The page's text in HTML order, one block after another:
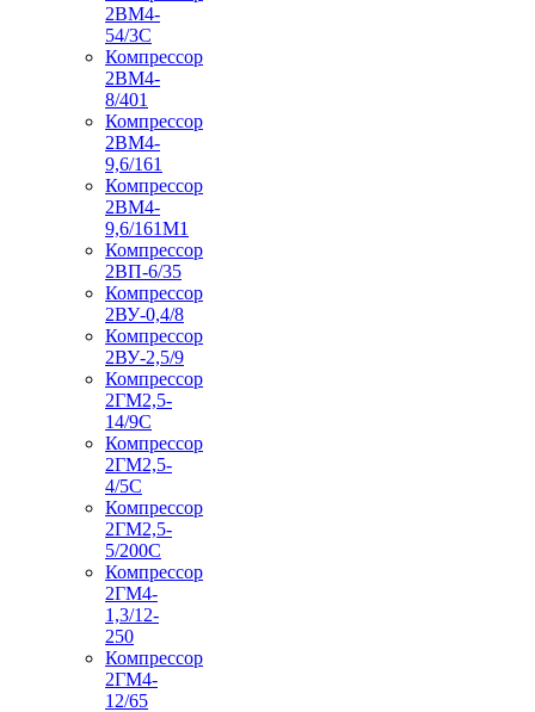
2ВМ4-
54/3С
Компрессор
2ВМ4-
8/401
Компрессор
2ВМ4-
9,6/161
Компрессор
2ВМ4-
9,6/161М1
Компрессор
2ВП-6/35
Компрессор
2ВУ-0,4/8
Компрессор
2ВУ-2,5/9
Компрессор
2ГМ2,5-
14/9С
Компрессор
2ГМ2,5-
4/5С
Компрессор
2ГМ2,5-
5/200С
Компрессор
2ГМ4-
1,3/12-
250
Компрессор
2ГМ4-
12/65